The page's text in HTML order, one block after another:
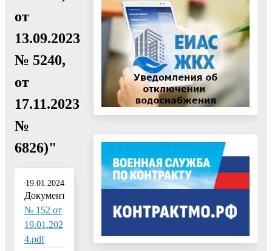
от
13.09.2023
№ 5240,
от
17.11.2023
№
6826)"
19.01.2024
Документ:
№ 152 от
19.01.202
4.pdf